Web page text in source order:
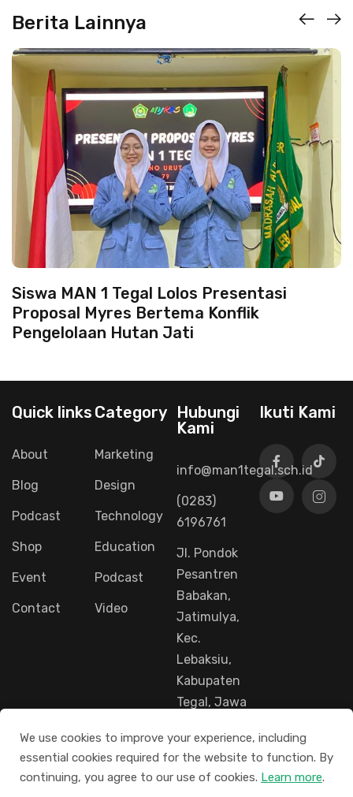
Berita Lainnya
Siswa MAN 1 Tegal Lolos Presentasi
Proposal Myres Bertema Konflik
Pengelolaan Hutan Jati
Quick links
About
Blog
Podcast
Shop
Event
Contact
Category
Marketing
Design
Technology
Education
Podcast
Video
Hubungi
Kami
info@man1tegal.sch.id
(0283)
6196761
Jl. Pondok
Pesantren
Babakan,
Jatimulya,
Kec.
Lebaksiu,
Kabupaten
Tegal, Jawa
52461
Ikuti Kami
We use cookies to improve your experience, including
essential cookies required for the website to function. By
continuing, you agree to our use of cookies. Learn more.